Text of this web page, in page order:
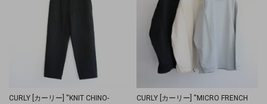
CURLY [カーリー] ''KNIT CHINO-
CURLY [カーリー] ''MICRO FRENCH